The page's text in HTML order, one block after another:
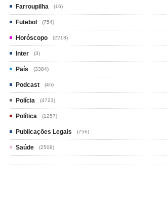
Farroupilha (16)
Futebol (754)
Horóscopo (2213)
Inter (3)
País (3384)
Podcast (45)
Polícia (4723)
Política (1257)
Publicações Legais (756)
Saúde (2508)